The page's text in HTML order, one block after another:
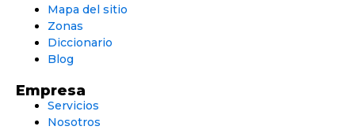
Mapa del sitio
Zonas
Diccionario
Blog
Empresa
Servicios
Nosotros